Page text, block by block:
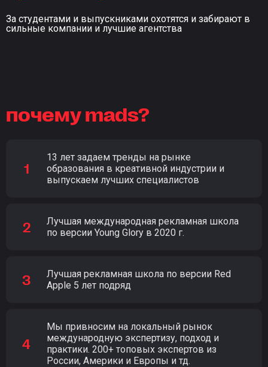
За студентами и выпускниками охотятся и забирают в
сильные компании и лучшие агентства
почему mads?
13 лет задаем тренды на рынке
образования в креативной индустрии и
выпускаем лучших специалистов
Лучшая международная рекламная школа
по версии Young Glory в 2020 г.
Лучшая рекламная школа по версии Red
Apple 5 лет подряд
Мы привносим на локальный рынок
международную экспертизу, подход и
практики. 200+ топовых экспертов из
России, Америки и Европы и тд.